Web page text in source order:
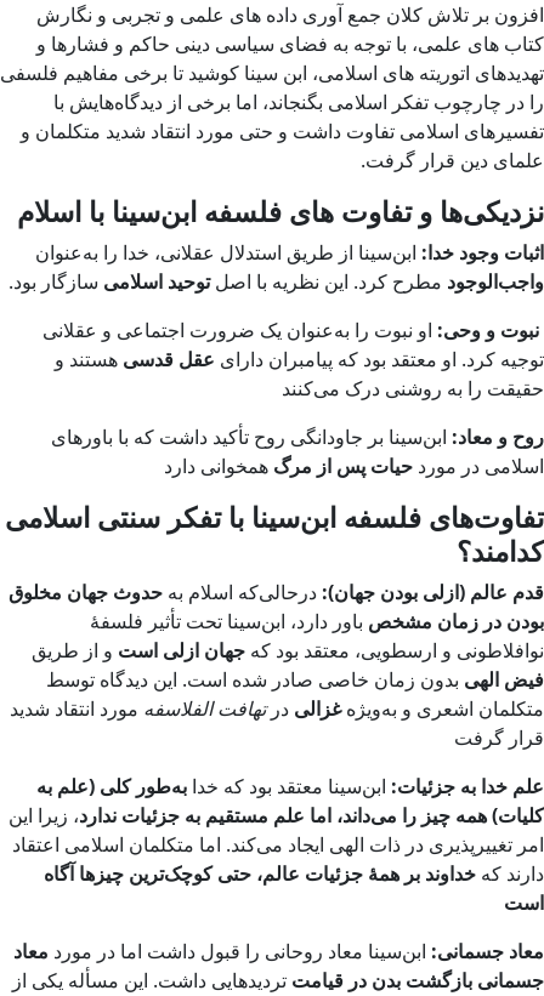
افزون بر تلاش کلان جمع آوری داده های علمی و تجربی و نگارش
کتاب های علمی، با توجه به فضای سیاسی دینی حاکم و فشارها و
تهدیدهای اتوریته های اسلامی، ابن سینا کوشید تا برخی مفاهیم فلسفی
را در چارچوب تفکر اسلامی بگنجاند، اما برخی از دیدگاه‌هایش با
تفسیرهای اسلامی تفاوت داشت و حتی مورد انتقاد شدید متکلمان و
علمای دین قرار گرفت.
نزدیکی‌ها و تفاوت های فلسفه ابن‌سینا با اسلام
اثبات وجود خدا: ابن‌سینا از طریق استدلال عقلانی، خدا را به‌عنوان
واجب‌الوجود مطرح کرد. این نظریه با اصلتوحید اسلامی سازگار بود.
نبوت و وحی: او نبوت را به‌عنوان یک ضرورت اجتماعی و عقلانی
توجیه کرد. او معتقد بود که پیامبران دارای عقل قدسی هستند و
حقیقت را به روشنی درک می‌کنند
روح و معاد: ابن‌سینا بر جاودانگی روح تأکید داشت که با باورهای
اسلامی در مورد حیات پس از مرگ همخوانی دارد
تفاوت‌های فلسفه ابن‌سینا با تفکر سنتی اسلامی
کدامند؟
قدم عالم (ازلی بودن جهان): درحالی‌که اسلام به حدوث جهان مخلوق
بودن در زمان مشخص باور دارد، ابن‌سینا تحت تأثیر فلسفهٔ
نوافلاطونی و ارسطویی، معتقد بود که جهان ازلی است و از طریق
فیض الهی بدون زمان خاصی صادر شده است. این دیدگاه توسط
متکلمان اشعری و به‌ویژهغزالی درتهافت الفلاسفه مورد انتقاد شدید
قرار گرفت
علم خدا به جزئیات: ابن‌سینا معتقد بود که خدا به‌طور کلی (علم به
کلیات) همه چیز را می‌داند، اما علم مستقیم به جزئیات ندارد، زیرا این
امر تغییرپذیری در ذات الهی ایجاد می‌کند. اما متکلمان اسلامی اعتقاد
دارند که خداوند بر همهٔ جزئیات عالم، حتی کوچک‌ترین چیزها آگاه
است
معاد جسمانی: ابن‌سینا معاد روحانی را قبول داشت اما در مورد معاد
جسمانی بازگشت بدن در قیامت تردیدهایی داشت. این مسأله یکی از